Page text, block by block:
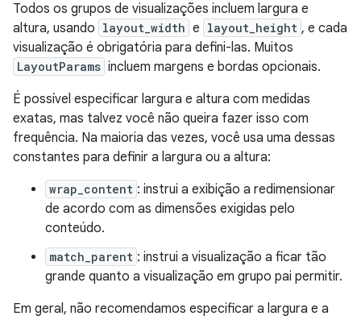
Todos os grupos de visualizações incluem largura e
altura, usando layout_width e layout_height , e cada
visualização é obrigatória para defini-las. Muitos
LayoutParams incluem margens e bordas opcionais.
É possível especificar largura e altura com medidas
exatas, mas talvez você não queira fazer isso com
frequência. Na maioria das vezes, você usa uma dessas
constantes para definir a largura ou a altura:
wrap_content : instrui a exibição a redimensionar
de acordo com as dimensões exigidas pelo
conteúdo.
match_parent : instrui a visualização a ficar tão
grande quanto a visualização em grupo pai permitir.
Em geral, não recomendamos especificar a largura e a